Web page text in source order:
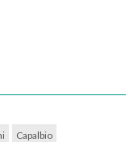
Capalbio